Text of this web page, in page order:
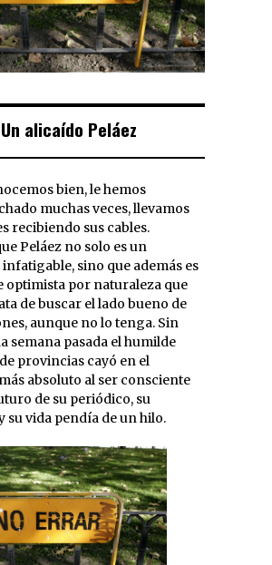
Un alicaído Peláez
muchas veces, llevamos
recibiendo sus cables.
Peláez no solo es un
sino que además es
optimista por naturaleza que
de buscar el lado bueno de
aunque no lo tenga. Sin
semana pasada el humilde
provincias cayó en el
absoluto al ser consciente
de su periódico, su
su vida pendía de un hilo.